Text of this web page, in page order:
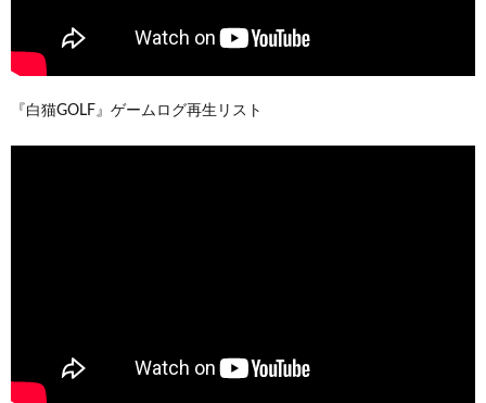
『白猫GOLF』ゲームログ再生リスト